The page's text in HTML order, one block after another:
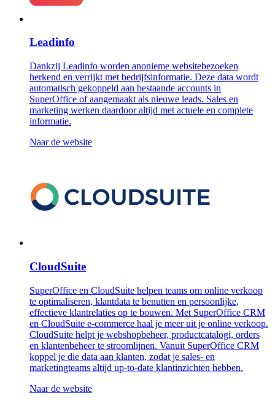
Leadinfo
Dankzij Leadinfo worden anonieme websitebezoeken
herkend en verrijkt met bedrijfsinformatie. Deze data wordt
automatisch gekoppeld aan bestaande accounts in
SuperOffice of aangemaakt als nieuwe leads. Sales en
marketing werken daardoor altijd met actuele en complete
informatie.
Naar de website
CloudSuite
SuperOffice en CloudSuite helpen teams om online verkoop
te optimaliseren, klantdata te benutten en persoonlijke,
effectieve klantrelaties op te bouwen. Met SuperOffice CRM
en CloudSuite e-commerce haal je meer uit je online verkoop.
CloudSuite helpt je webshopbeheer, productcatalogi, orders
en klantenbeheer te stroomlijnen. Vanuit SuperOffice CRM
koppel je die data aan klanten, zodat je sales- en
marketingteams altijd up-to-date klantinzichten hebben.
Naar de website